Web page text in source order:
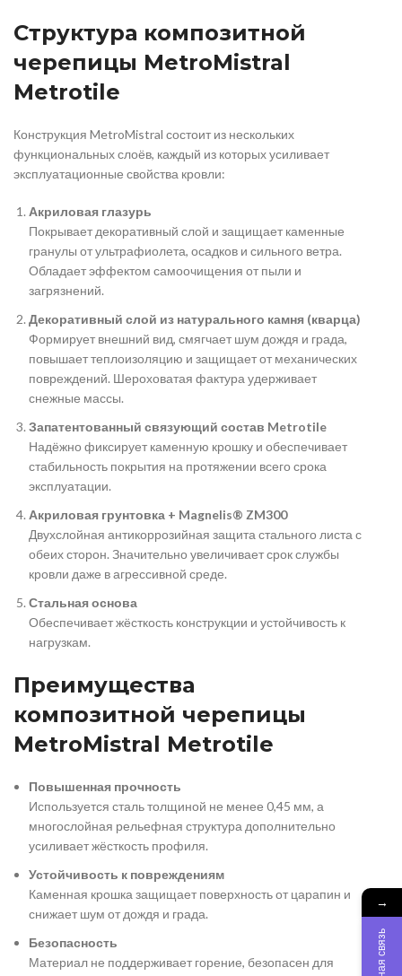
Структура композитной
черепицы MetroMistral
Metrotile
Конструкция MetroMistral состоит из нескольких
функциональных слоёв, каждый из которых усиливает
эксплуатационные свойства кровли:
Акриловая глазурь
Покрывает декоративный слой и защищает каменные
гранулы от ультрафиолета, осадков и сильного ветра.
Обладает эффектом самоочищения от пыли и
загрязнений.
Декоративный слой из натурального камня (кварца)
Формирует внешний вид, смягчает шум дождя и града,
повышает теплоизоляцию и защищает от механических
повреждений. Шероховатая фактура удерживает
снежные массы.
Запатентованный связующий состав Metrotile
Надёжно фиксирует каменную крошку и обеспечивает
стабильность покрытия на протяжении всего срока
эксплуатации.
Акриловая грунтовка + Magnelis® ZM300
Двухслойная антикоррозийная защита стального листа с
обеих сторон. Значительно увеличивает срок службы
кровли даже в агрессивной среде.
Стальная основа
Обеспечивает жёсткость конструкции и устойчивость к
нагрузкам.
Преимущества
композитной черепицы
MetroMistral Metrotile
Повышенная прочность
Используется сталь толщиной не менее 0,45 мм, а
многослойная рельефная структура дополнительно
усиливает жёсткость профиля.
Устойчивость к повреждениям
Каменная крошка защищает поверхность от царапин и
снижает шум от дождя и града.
Безопасность
Материал не поддерживает горение, безопасен для
→